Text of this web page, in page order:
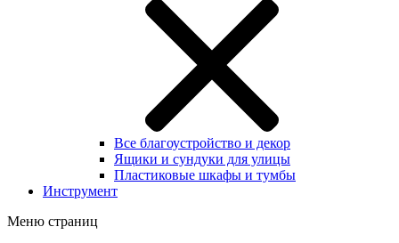
Все благоустройство и декор
Ящики и сундуки для улицы
Пластиковые шкафы и тумбы
Инструмент
Меню страниц